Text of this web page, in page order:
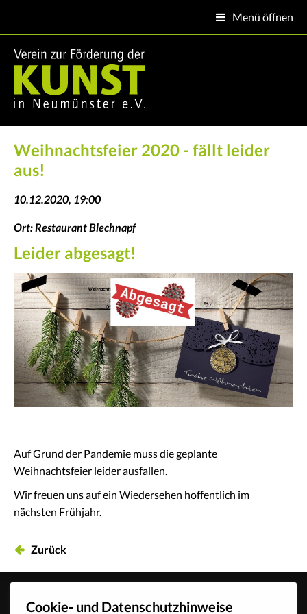
 Menü öffnen
Weihnachtsfeier 2020 - fällt leider
aus!
10.12.2020, 19:00
Ort: Restaurant Blechnapf
Leider abgesagt!
Auf Grund der Pandemie muss die geplante
Weihnachtsfeier leider ausfallen.
Wir freuen uns auf ein Wiedersehen hoffentlich im
nächsten Frühjahr.
Zurück
Cookie- und Datenschutzhinweise